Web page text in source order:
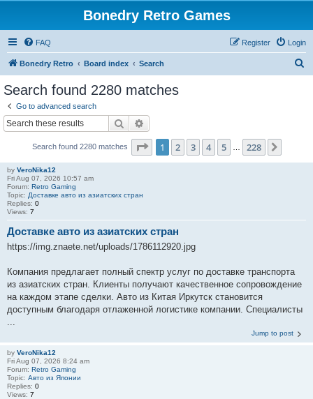
Bonedry Retro Games
FAQ Login
Register
Bonedry Retro Board index Search
Search found 2280 matches
Go to advanced search
Search
Search found 2280 matches Page 1of 228
1 2 3 4 5 228
by VeroNika12
Fri Aug 07, 2026 10:57 am
Forum: Retro Gaming
Topic: Доставке авто из азиатских стран
Replies: 0
Views: 7
Доставке авто из азиатских стран
https://img.znaete.net/uploads/1786112920.jpg
Компания предлагает полный спектр услуг по доставке транспорта
из азиатских стран. Клиенты получают качественное сопровождение
на каждом этапе сделки. Авто из Китая Иркутск становится
доступным благодаря отлаженной логистике компании. Специалисты
...
Jump to post
by VeroNika12
Fri Aug 07, 2026 8:24 am
Forum: Retro Gaming
Topic: Авто из Японии
Replies: 0
Views: 7